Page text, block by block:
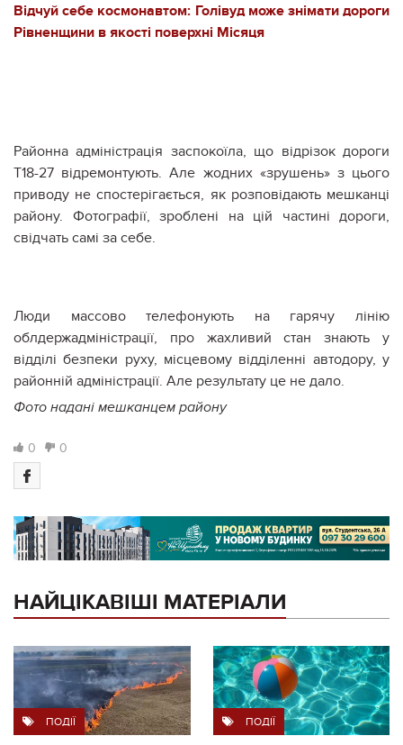
Відчуй себе космонавтом: Голівуд може знімати дороги
Рівненщини в якості поверхні Місяця
Районна адміністрація заспокоїла, що відрізок дороги
Т18-27 відремонтують. Але жодних «зрушень» з цього
приводу не спостерігається, як розповідають мешканці
району. Фотографії, зроблені на цій частині дороги,
свідчать самі за себе.
Люди массово телефонують на гарячу лінію
облдержадміністрації, про жахливий стан знають у
відділі безпеки руху, місцевому відділенні автодору, у
районній адміністрації. Але результату це не дало.
Фото надані мешканцем району
0 0
НАЙЦІКАВІШІ МАТЕРІАЛИ
ПОДІЇ ПОДІЇ